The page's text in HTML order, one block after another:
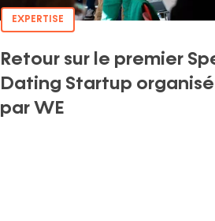
EXPERTISE
Retour sur le premier
Dating Startup organisé
par WE